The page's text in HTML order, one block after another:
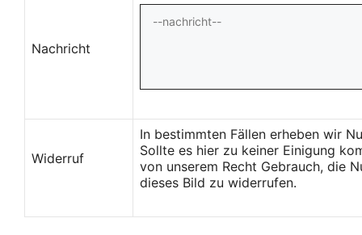
Nachricht
Widerruf
In bestimmten Fällen erheben wir
Sollte es hier zu keiner Einigung
von unserem Recht Gebrauch, die
dieses Bild zu widerrufen.